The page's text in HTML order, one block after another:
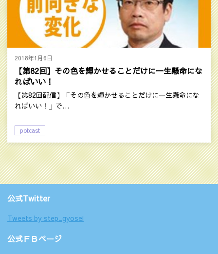
2018年1月6日
【第82回】その色を輝かせることだけに一生懸命にな
ればいい！
【第82回配信】「その色を輝かせることだけに一生懸命にな
ればいい！」で…
potcast
公式Twitter
Tweets by step_gyosei
公式ＦＢページ